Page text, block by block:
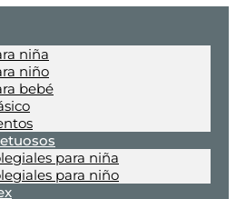
niña
niño
bebé
para niña
para niño